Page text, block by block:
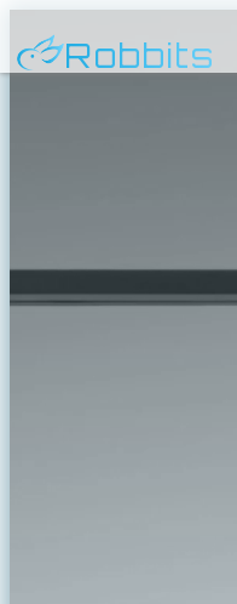
Robbits